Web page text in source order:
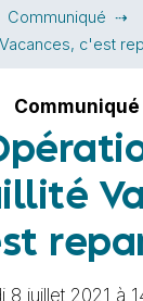
Communiqué
c'est
Communiqué
8 juillet 2021 à